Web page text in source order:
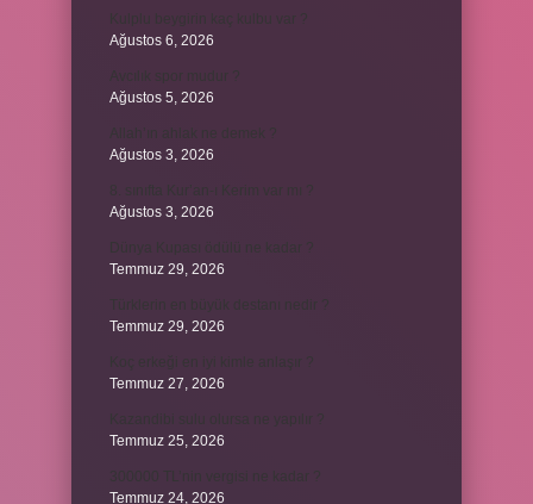
Ağustos 6, 2026
Ağustos 5, 2026
Ağustos 3, 2026
Ağustos 3, 2026
Temmuz 29, 2026
Temmuz 29, 2026
Temmuz 27, 2026
Temmuz 25, 2026
Temmuz 24, 2026